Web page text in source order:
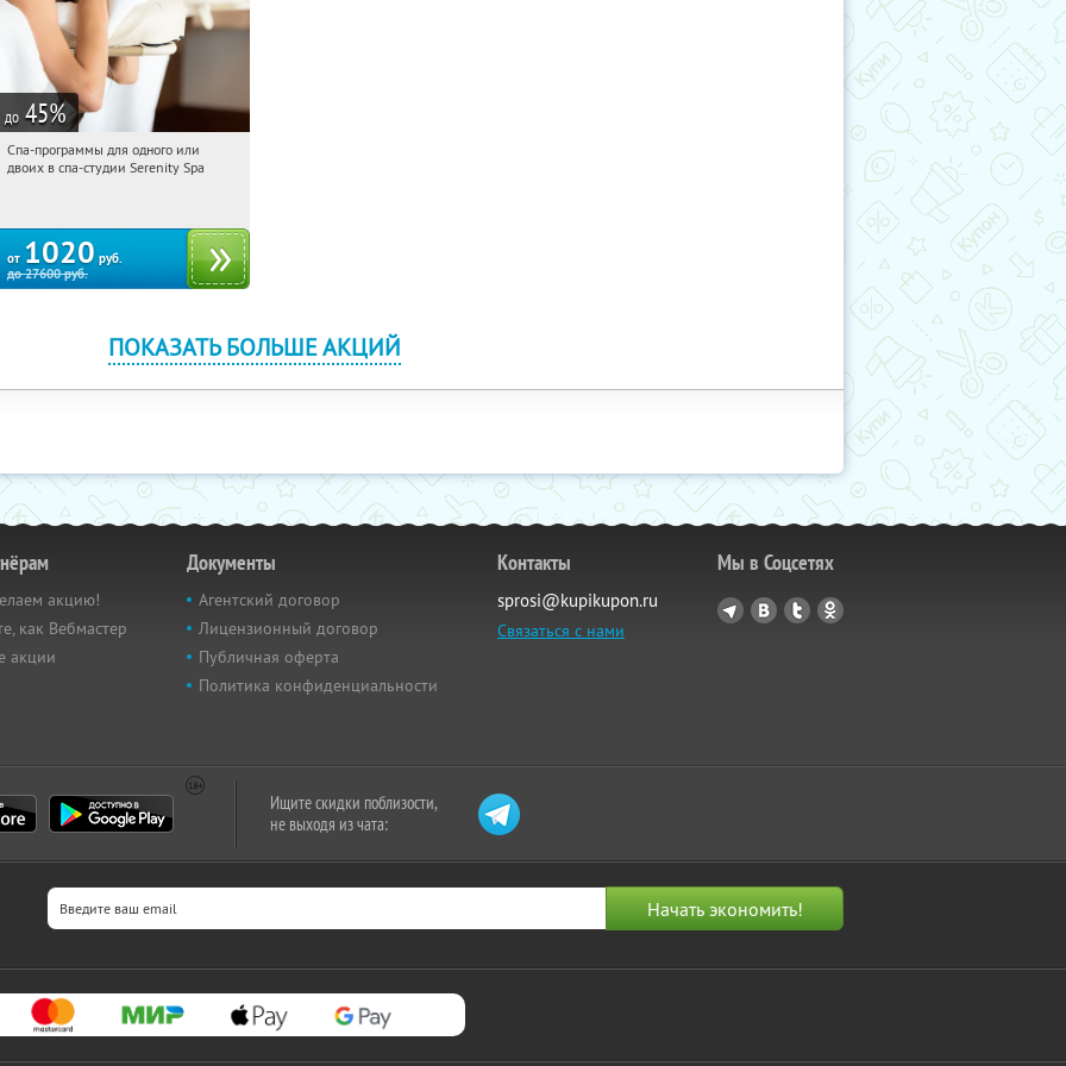
до 45%
17:26:26 Купили:
Спа-программы для одного или
двоих в спа-студии Serenity Spa
от 1020 руб.
до27600руб.
ПОКАЗАТЬ БОЛЬШЕ АКЦИЙ
акцию!
как Вебмастер
акции
Документы
Агентский договор
Лицензионный договор
Публичная оферта
Политика конфиденциальности
Контакты
sprosi@kupikupon.ru
Связаться с нами
Мы в Соцсетях
Ищите скидки поблизости,
не выходя из чата: